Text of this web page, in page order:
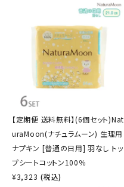
【定期便 送料無料】(6個セット)Nat
uraMoon(ナチュラムーン) 生理用
ナプキン [普通の日用] 羽なし トッ
プシートコットン100％
¥3,323 (税込)